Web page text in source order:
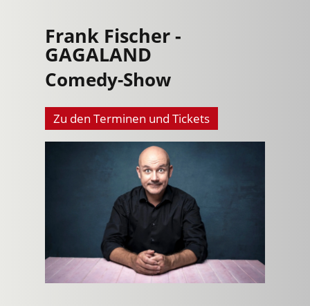
Frank Fischer -
GAGALAND
Comedy-Show
Zu den Terminen und Tickets